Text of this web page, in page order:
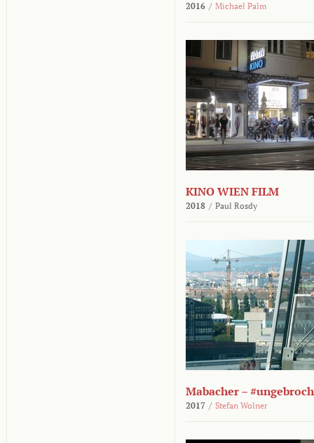
2016 / Michael Palm
KINO WIEN FILM
2018 / Paul Rosdy
Mabacher –
2017 / Stefan Wolner